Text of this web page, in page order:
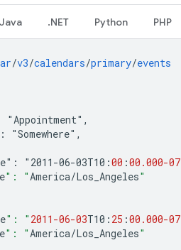
Java .NET Python PHP
/v3/calendars/primary/events
"Appointment",
"Somewhere",
"2011-06-03T10 :00 :00.000-07
": "America/Los_Angeles"
": " 2011-06-03T10 : 25 :00.000-07
": "America/Los_Angeles"